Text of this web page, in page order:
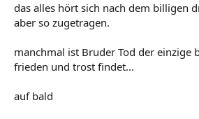
das alles hört sich nach dem billigen
aber so zugetragen.
manchmal ist Bruder Tod der einzige
frieden und trost findet...
auf bald